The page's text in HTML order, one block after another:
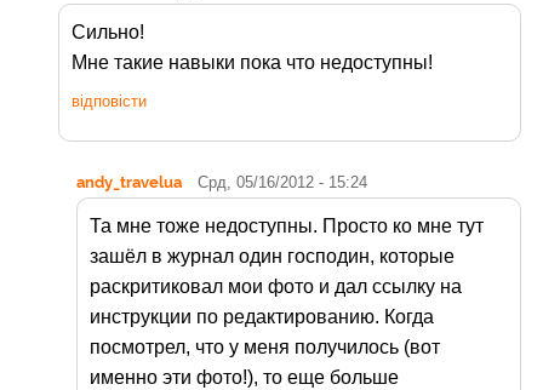
Сильно!
Мне такие навыки пока что недоступны!
відповісти
andy_travelua Срд, 05/16/2012 - 15:24
Та мне тоже недоступны. Просто ко мне тут
зашёл в журнал один господин, которые
раскритиковал мои фото и дал ссылку на
инструкции по редактированию. Когда
посмотрел, что у меня получилось (вот
именно эти фото!), то еще больше